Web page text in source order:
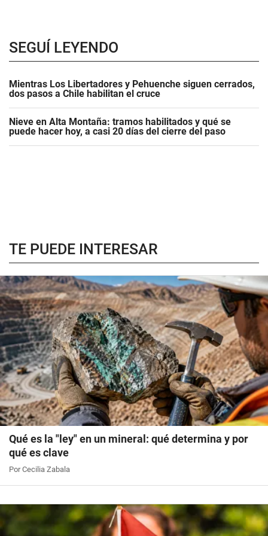
SEGUÍ LEYENDO
Mientras Los Libertadores y Pehuenche siguen cerrados,
dos pasos a Chile habilitan el cruce
Nieve en Alta Montaña: tramos habilitados y qué se
puede hacer hoy, a casi 20 días del cierre del paso
TE PUEDE INTERESAR
Qué es la "ley" en un mineral: qué determina y por
qué es clave
Por Cecilia Zabala